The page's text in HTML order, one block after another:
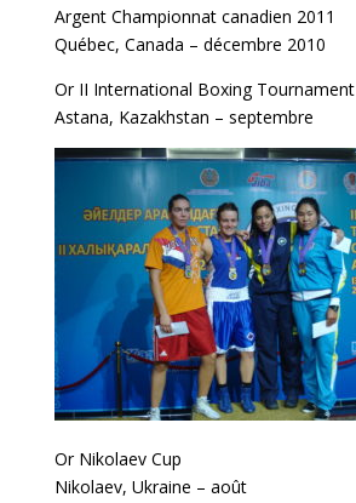
Argent Championnat canadien 2011
Québec, Canada – décembre 2010
Or II International Boxing Tournament
Astana, Kazakhstan – septembre
Or Nikolaev Cup
Nikolaev, Ukraine – août